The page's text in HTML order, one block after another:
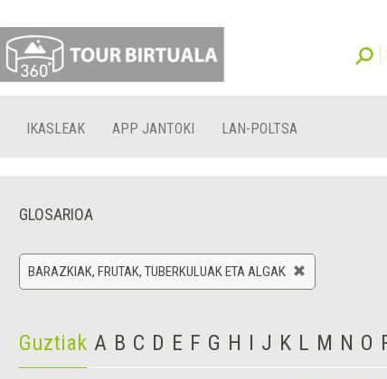
IKASLEAK APP JANTOKI LAN-POLTSA
GLOSARIOA
BARAZKIAK, FRUTAK, TUBERKULUAK ETA ALGAK
Guztiak A B C D E F G H I J K L M N O